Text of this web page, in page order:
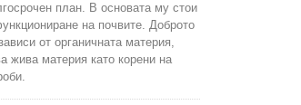
план. В основата му стои
на почвите. Доброто
от органичната материя,
жива материя като корени на